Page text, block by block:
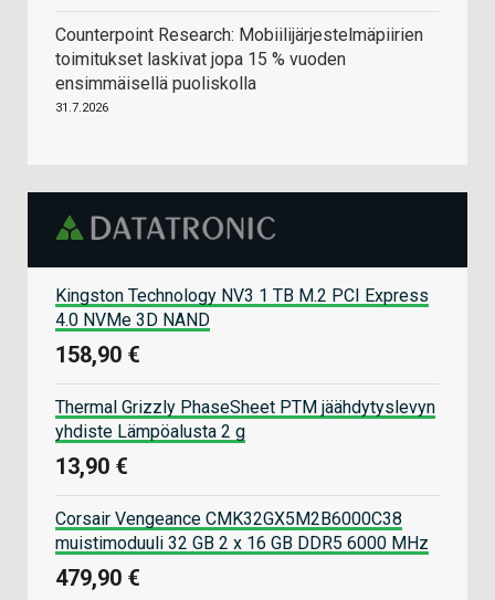
Counterpoint Research: Mobiilijärjestelmäpiirien
toimitukset laskivat jopa 15 % vuoden
ensimmäisellä puoliskolla
31.7.2026
Kingston Technology NV3 1 TB M.2 PCI Express
4.0 NVMe 3D NAND
158,90 €
Thermal Grizzly PhaseSheet PTM jäähdytyslevyn
yhdiste Lämpöalusta 2 g
13,90 €
Corsair Vengeance CMK32GX5M2B6000C38
muistimoduuli 32 GB 2 x 16 GB DDR5 6000 MHz
479,90 €